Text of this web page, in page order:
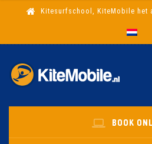
Kitesurfschool, KiteMobile het
BOOK